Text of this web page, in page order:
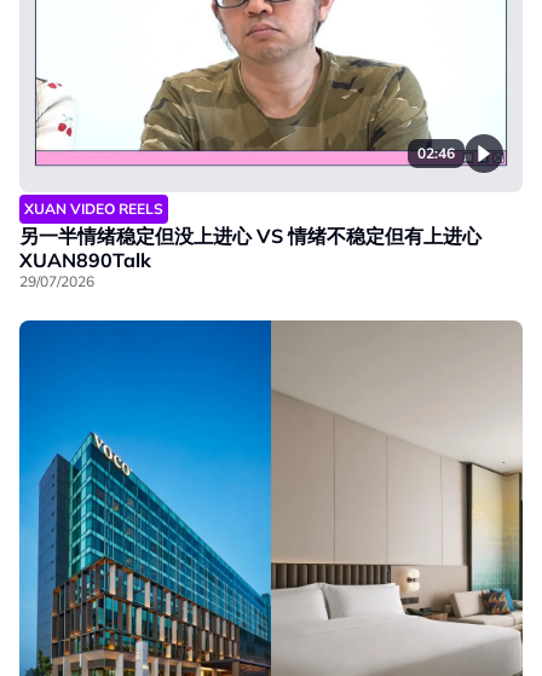
02:46
XUAN VIDEO REELS
另一半情绪稳定但没上进心 VS 情绪不稳定但有上进心
XUAN890Talk
29/07/2026